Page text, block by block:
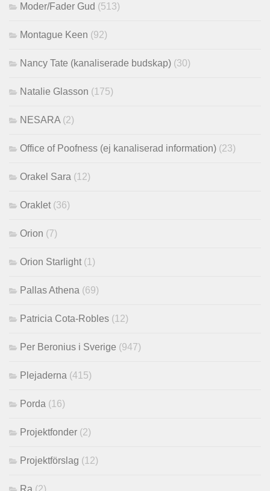
Moder/Fader Gud (513)
Montague Keen (92)
Nancy Tate (kanaliserade budskap) (30)
Natalie Glasson (175)
NESARA (2)
Office of Poofness (ej kanaliserad information) (23)
Orakel Sara (12)
Oraklet (36)
Orion (7)
Orion Starlight (1)
Pallas Athena (69)
Patricia Cota-Robles (12)
Per Beronius i Sverige (947)
Plejaderna (415)
Porda (16)
Projektfonder (2)
Projektförslag (12)
Ra (2)